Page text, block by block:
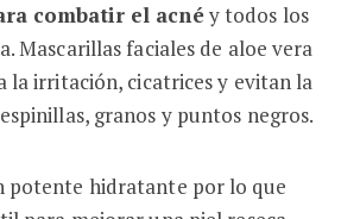
combatir el acné y todos los
Mascarillas faciales de aloe vera
la irritación, cicatrices y evitan la
granos y puntos negros.
potente hidratante por lo que